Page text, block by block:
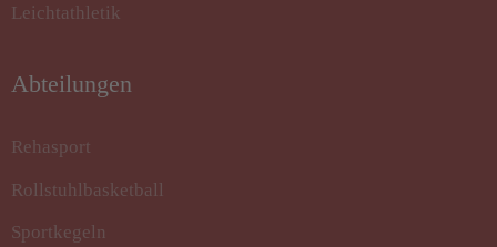
Leichtathletik
Abteilungen
Rehasport
Rollstuhlbasketball
Sportkegeln